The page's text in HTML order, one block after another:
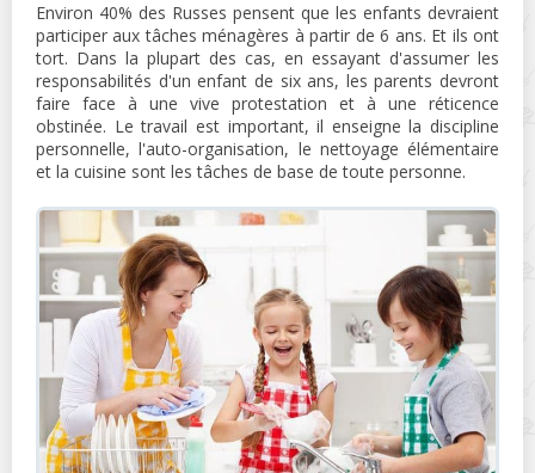
Environ 40% des Russes pensent que les enfants devraient
participer aux tâches ménagères à partir de 6 ans. Et ils ont
tort. Dans la plupart des cas, en essayant d'assumer les
responsabilités d'un enfant de six ans, les parents devront
faire face à une vive protestation et à une réticence
obstinée. Le travail est important, il enseigne la discipline
personnelle, l'auto-organisation, le nettoyage élémentaire
et la cuisine sont les tâches de base de toute personne.